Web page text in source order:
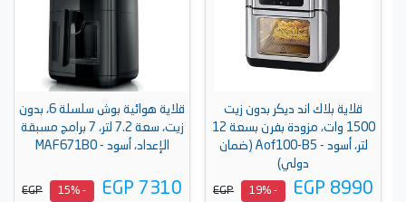
قلاية بلاك اند ديكر بدون زيت
1500 وات، مزودة بفرن بسعة 12
لتر، أسود - Aof100-B5 (ضمان
دولي)
EGP 8990
- 19%
EGP
قلاية هوائية بوش سلسلة 6، بدون
زيت، سعة 7.2 لتر، 7 برامج مسبقة
الإعداد، أسود - MAF671B0
EGP 7310
- 15%
EGP